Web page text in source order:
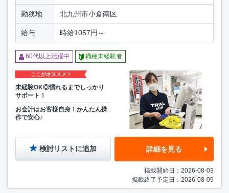
勤務地 北九州市小倉南区
給与 時給1057円～
60代以上活躍中 職種未経験者
ここがオススメ！
未経験OK◎慣れるまでしっかり
サポート！
お会計はお客様自身！かんたん操
作で安心♪
検討リストに追加 詳細を見る
掲載開始日：2026-08-03
掲載終了予定日：2026-08-09